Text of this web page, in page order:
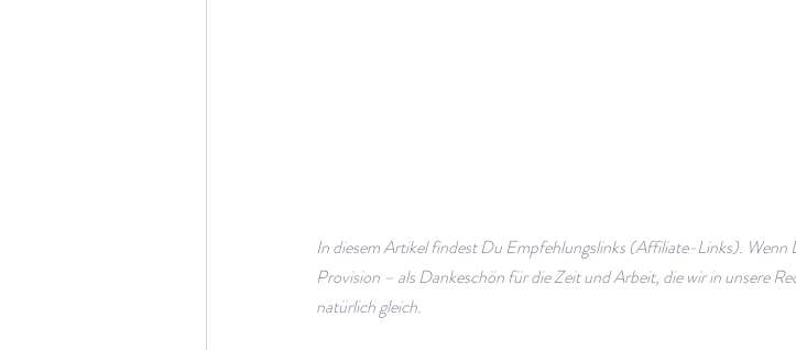
In diesem Artikel findest Du Empfehlungslinks (Affiliate-Links). Wenn
Provision – als Dankeschön für die Zeit und Arbeit, die wir in unsere
natürlich gleich.